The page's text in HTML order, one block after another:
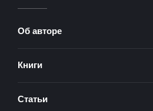
Об авторе
Книги
Статьи